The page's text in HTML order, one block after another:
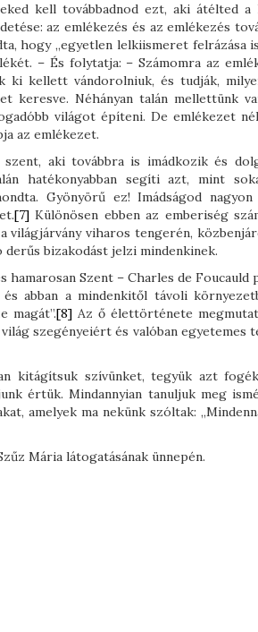
kell továbbadnod ezt, aki átélted a
az emlékezés és az emlékezés
hogy „egyetlen lelkiismeret felrázása
– És folytatja: – Számomra az
ki kellett vándorolniuk, és tudják,
Néhányan talán mellettünk
világot építeni. De emlékezet
az emlékezet.
aki továbbra is imádkozik és
hatékonyabban segíti azt, mint
Gyönyörű ez! Imádságod
[7]Különösen ebben az emberiség
világjárvány viharos tengerén,
derűs bizakodást jelzi mindenkinek.
hamarosan Szent – Charles de Foucauld
abban a mindenkitől távoli
magát”.[8] Az ő élettörténete
szegényeiért és valóban egyetemes
kitágítsuk szívünket, tegyük azt
értük. Mindannyian tanuljuk meg
amelyek ma nekünk szóltak:
Mária látogatásának ünnepén.